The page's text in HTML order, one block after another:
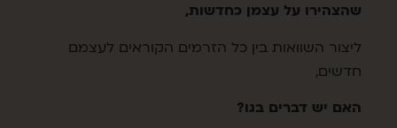
שהצהירו על עצמן כחדשות,
ליצור השוואות בין כל הזרמים הקוראים לעצמם
חדשים,
האם יש דברים בגו?